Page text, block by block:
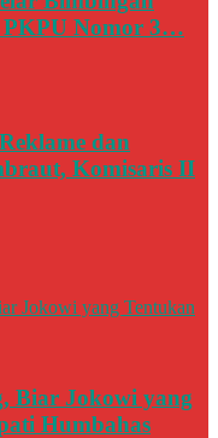
PKPU Nomor 3…
dan
Komisaris II
Biar Jokowi yang
Humbahas